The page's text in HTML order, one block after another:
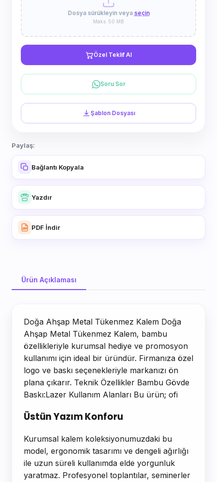
Dosya sürükleyin veya seçin
Maks. 50 MB
Özel Teklif Al
Soru Sor
Şablon Dosyası
Paylaş:
Bağlantı Kopyala
Yazdır
PDF İndir
Ürün Açıklaması
Doğa Ahşap Metal Tükenmez Kalem Doğa
Ahşap Metal Tükenmez Kalem, bambu
özellikleriyle kurumsal hediye ve promosyon
kullanımı için ideal bir üründür. Firmanıza özel
logo ve baskı seçenekleriyle markanızı ön
plana çıkarır. Teknik Özellikler Bambu Gövde
Baskı:Lazer Kullanım Alanları Bu ürün; ofi
Üstün Yazım Konforu
Kurumsal kalem koleksiyonumuzdaki bu
model, ergonomik tasarımı ve dengeli ağırlığı
ile uzun süreli kullanımda elde yorgunluk
yaratmaz. Profesyonel toplantılar, seminerler